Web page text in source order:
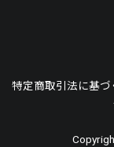
特定商取引法に基づ